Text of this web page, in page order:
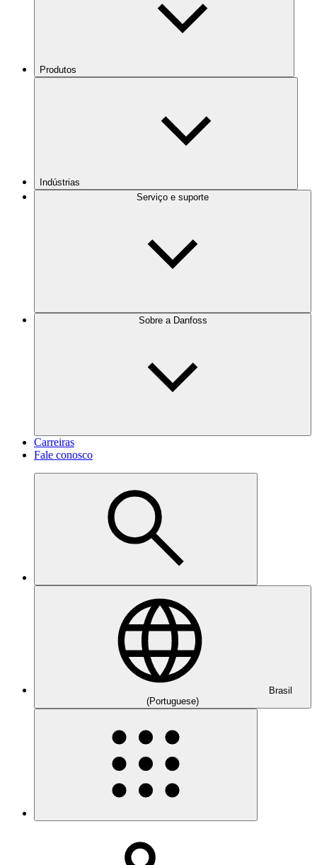
Produtos
Indústrias
Serviço e suporte
Sobre a Danfoss
Carreiras
Fale conosco
Brasil
(Portuguese)